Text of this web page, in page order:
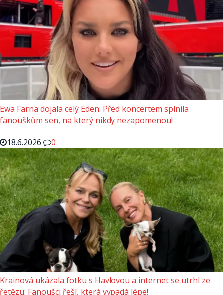
Ewa Farna dojala celý Eden: Před koncertem splnila
fanouškům sen, na který nikdy nezapomenou!
18.6.2026
0
Krainová ukázala fotku s Havlovou a internet se utrhl ze
řetězu: Fanoušci řeší, která vypadá lépe!